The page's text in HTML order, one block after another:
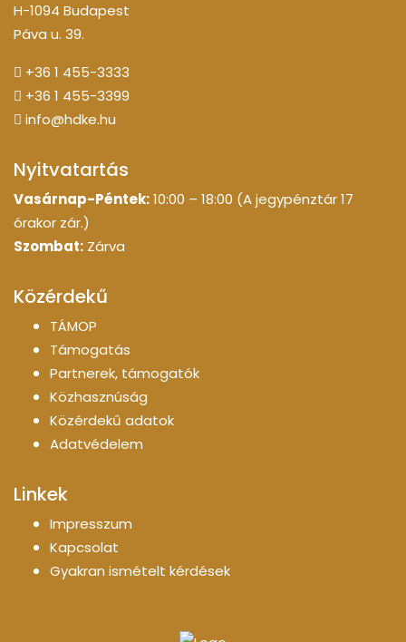
H-1094 Budapest
Páva u. 39.
+36 1 455-3333
+36 1 455-3399
info@hdke.hu
Nyitvatartás
Vasárnap-Péntek:10:00 – 18:00 (A jegypénztár 17
órakor zár.)
Szombat: Zárva
Közérdekű
TÁMOP
Támogatás
Partnerek, támogatók
Közhasznúság
Közérdekű adatok
Adatvédelem
Linkek
Impresszum
Kapcsolat
Gyakran ismételt kérdések